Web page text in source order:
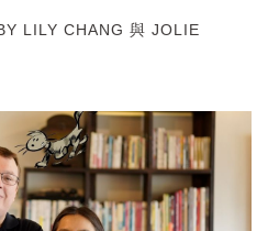
LILY CHANG 與 JOLIE